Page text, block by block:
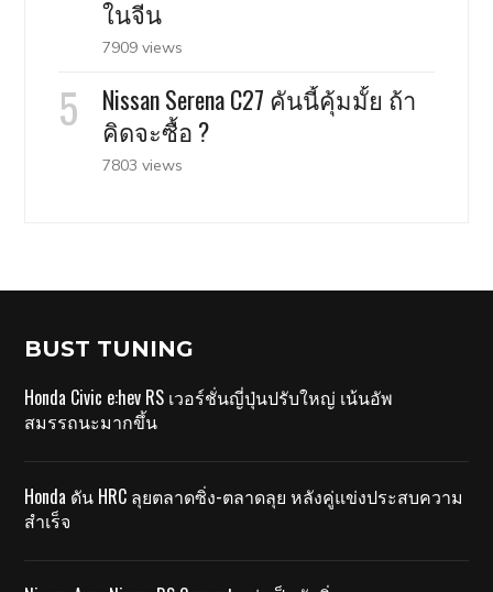
ในจีน
7909 views
Nissan Serena C27 คันนี้คุ้มมั้ย ถ้า
คิดจะซื้อ ?
7803 views
BUST TUNING
Honda Civic e:hev RS เวอร์ชั่นญี่ปุ่นปรับใหญ่ เน้นอัพ
สมรรถนะมากขึ้น
Honda ดัน HRC ลุยตลาดซิ่ง-ตลาดลุย หลังคู่แข่งประสบความ
สำเร็จ